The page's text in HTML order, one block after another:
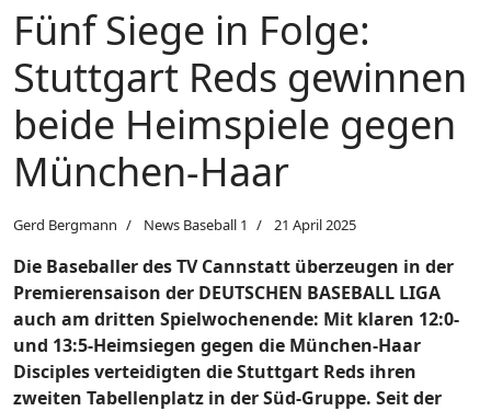
Fünf Siege in Folge:
Stuttgart Reds gewinnen
beide Heimspiele gegen
München-Haar
Gerd Bergmann News Baseball 1 21 April 2025
Die Baseballer des TV Cannstatt überzeugen in der
Premierensaison der DEUTSCHEN BASEBALL LIGA
auch am dritten Spielwochenende: Mit klaren 12:0-
und 13:5-Heimsiegen gegen die München-Haar
Disciples verteidigten die Stuttgart Reds ihren
zweiten Tabellenplatz in der Süd-Gruppe. Seit der